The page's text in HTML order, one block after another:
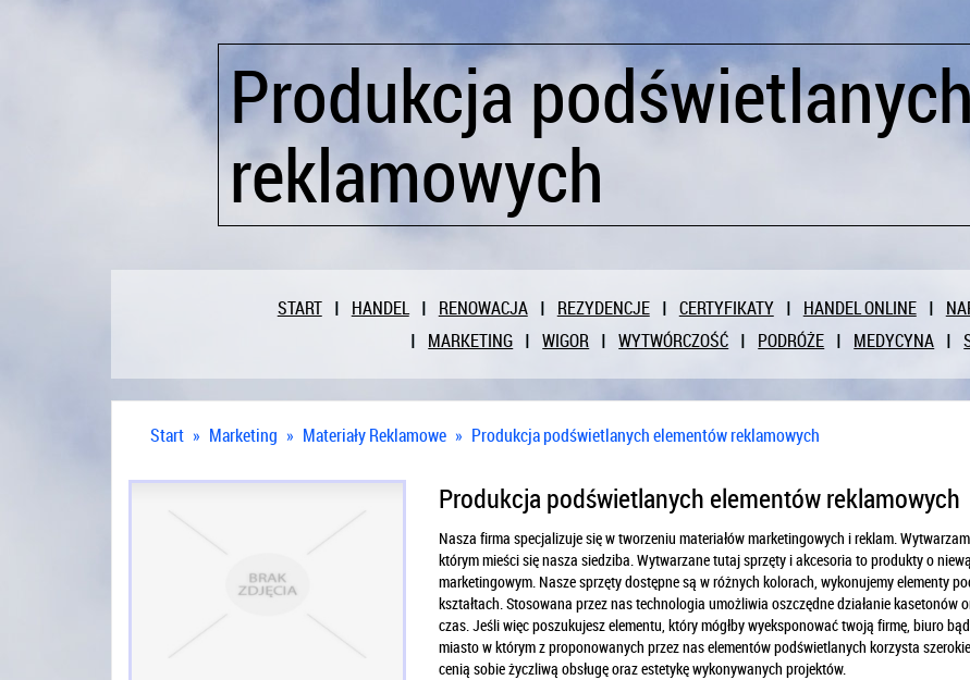
Produkcja
reklamowych
START HANDEL RENOWACJA REZYDENCJE CERTYFIKATY HANDEL ONLINE
MARKETING
WIGOR WYTWÓRCZOŚĆ PODRÓŻE MEDYCYNA
Start » Marketing » Materiały Reklamowe » Produkcja podświetlanych elementów reklamowych
Produkcja podświetlanych elementów reklamowych
Nasza firma specjalizuje się w tworzeniu materiałów marketingowych i reklam.
którym mieści się nasza siedziba. Wytwarzane tutaj sprzęty i akcesoria to produkty o
marketingowym. Nasze sprzęty dostępne są w różnych kolorach, wykonujemy elementy
kształtach. Stosowana przez nas technologia umożliwia oszczędne działanie kasetonów
czas. Jeśli więc poszukujesz elementu, który mógłby wyeksponować twoją firmę, biuro
miasto w którym z proponowanych przez nas elementów podświetlanych korzysta
cenią sobie życzliwą obsługę oraz estetykę wykonywanych projektów.